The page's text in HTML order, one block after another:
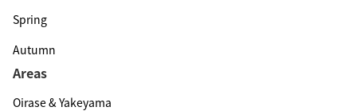
Spring
Autumn
Areas
Oirase & Yakeyama